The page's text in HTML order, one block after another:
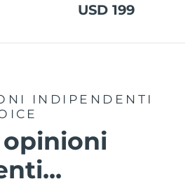
USD 199
INDIPENDENTI